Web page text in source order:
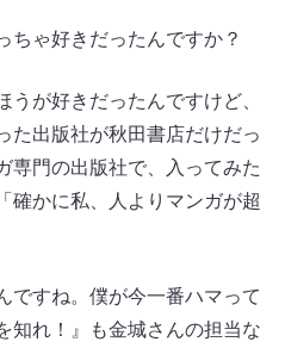
ゃ好きだったんですか？
が好きだったんですけど、
た出版社が秋田書店だけだっ
専門の出版社で、入ってみた
確かに私、人よりマンガが超
すね。僕が今一番ハマって
知れ！』も金城さんの担当な